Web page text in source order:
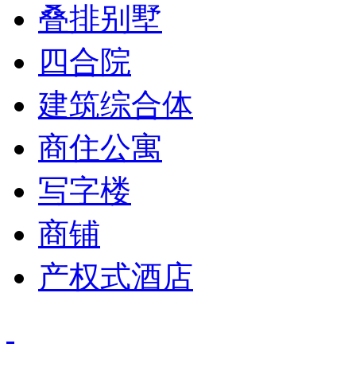
叠排别墅
四合院
建筑综合体
商住公寓
写字楼
商铺
产权式酒店